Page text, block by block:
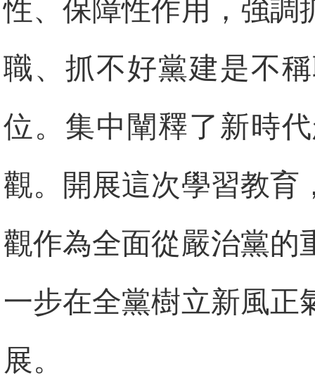
性、保障性作用，強調
職、抓不好黨建是不
位。集中闡釋了新時
觀。開展這次學習教育
觀作為全面從嚴治黨的
一步在全黨樹立新風正
展。